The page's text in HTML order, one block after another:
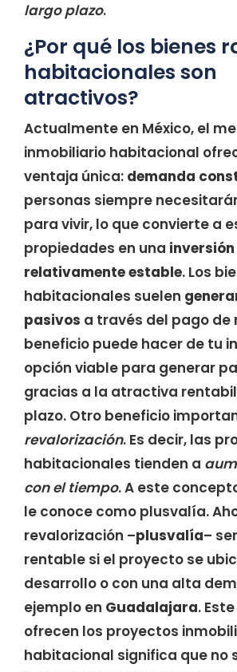
largo plazo.
¿Por qué los bienes
habitacionales son
atractivos?
Actualmente en México, el
inmobiliario habitacional
ventaja única: demanda
personas siempre
para vivir, lo que convierte a
propiedades en una inversión
relativamente estable. Los
habitacionales suelen
pasivos a través del pago de
beneficio puede hacer de tu
opción viable para generar
gracias a la atractiva
plazo. Otro beneficio
revalorización. Es decir, las
habitacionales tienden a
con el tiempo. A este
le conoce como plusvalía.
revalorización –plusvalía–
rentable si el proyecto se
desarrollo o con una alta
ejemplo en Guadalajara.
ofrecen los proyectos
habitacional significa que no